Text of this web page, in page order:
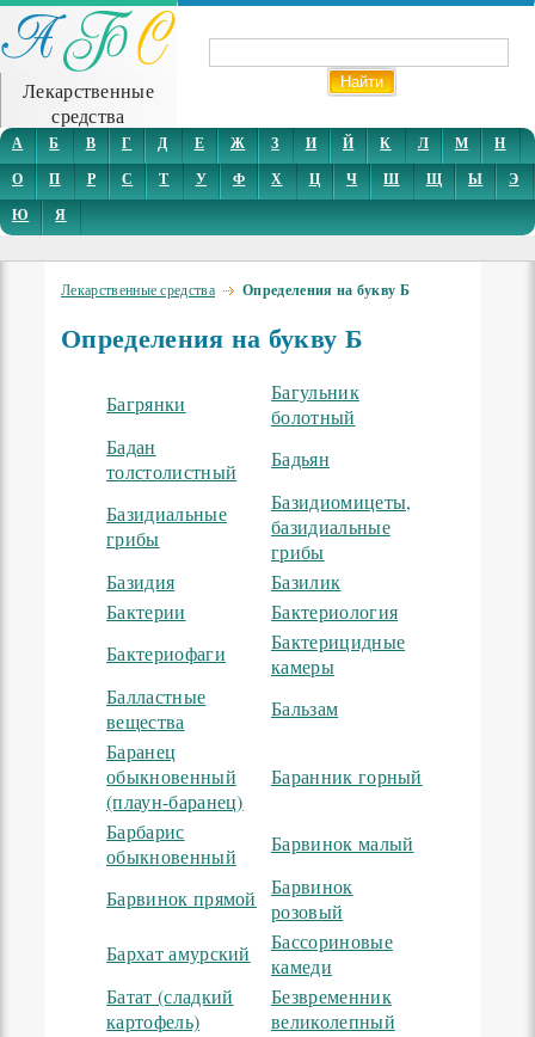
Лекарственные
средства
А Б В Г Д Е Ж З И Й К Л М
Н
О
П Р С Т У Ф Х Ц Ч Ш Щ Ы
Э
Ю
Я
Лекарственные средства Определения на букву Б
Определения на букву Б
Багрянки
Багульник
болотный
Бадан
толстолистный
Бадьян
Базидиальные
грибы
Базидиомицеты,
базидиальные
грибы
Базидия
Базилик
Бактерии
Бактериология
Бактериофаги
Бактерицидные
камеры
Балластные
вещества
Бальзам
Баранец
обыкновенный
(плаун-баранец)
Баранник горный
Барбарис
обыкновенный
Барвинок малый
Барвинок прямой
Барвинок
розовый
Бархат амурский
Бассориновые
камеди
Батат (сладкий
картофель)
Безвременник
великолепный